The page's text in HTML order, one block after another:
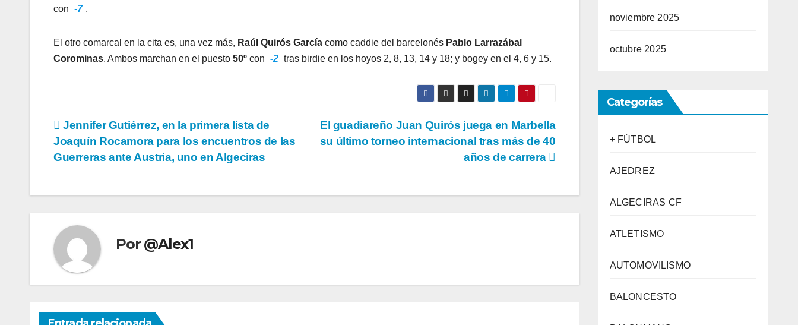
con -7 .
El otro comarcal en la cita es, una vez más, Raúl Quirós García como caddie del barcelonés Pablo Larrazábal
Corominas. Ambos marchan en el puesto 50º con -2 tras birdie en los hoyos 2, 8, 13, 14 y 18; y bogey en el 4, 6 y 15.
Navegación
de
El guadiareño Juan Quirós juega en Marbella
su último torneo internacional tras más de 40
años de carrera
Jennifer Gutiérrez, en la primera lista de
Joaquín Rocamora para los encuentros de las
Guerreras ante Austria, uno en Algeciras
Por @Alex1
noviembre 2025
octubre 2025
Categorías
+ FÚTBOL
AJEDREZ
ALGECIRAS CF
ATLETISMO
AUTOMOVILISMO
BALONCESTO